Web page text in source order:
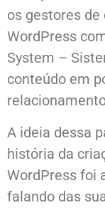
os gestores
WordPress
System –
conteúdo em
A ideia dessa
história da
WordPress foi
falando das